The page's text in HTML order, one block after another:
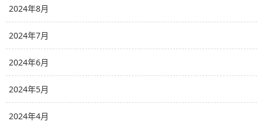
2024年8月
2024年7月
2024年6月
2024年5月
2024年4月